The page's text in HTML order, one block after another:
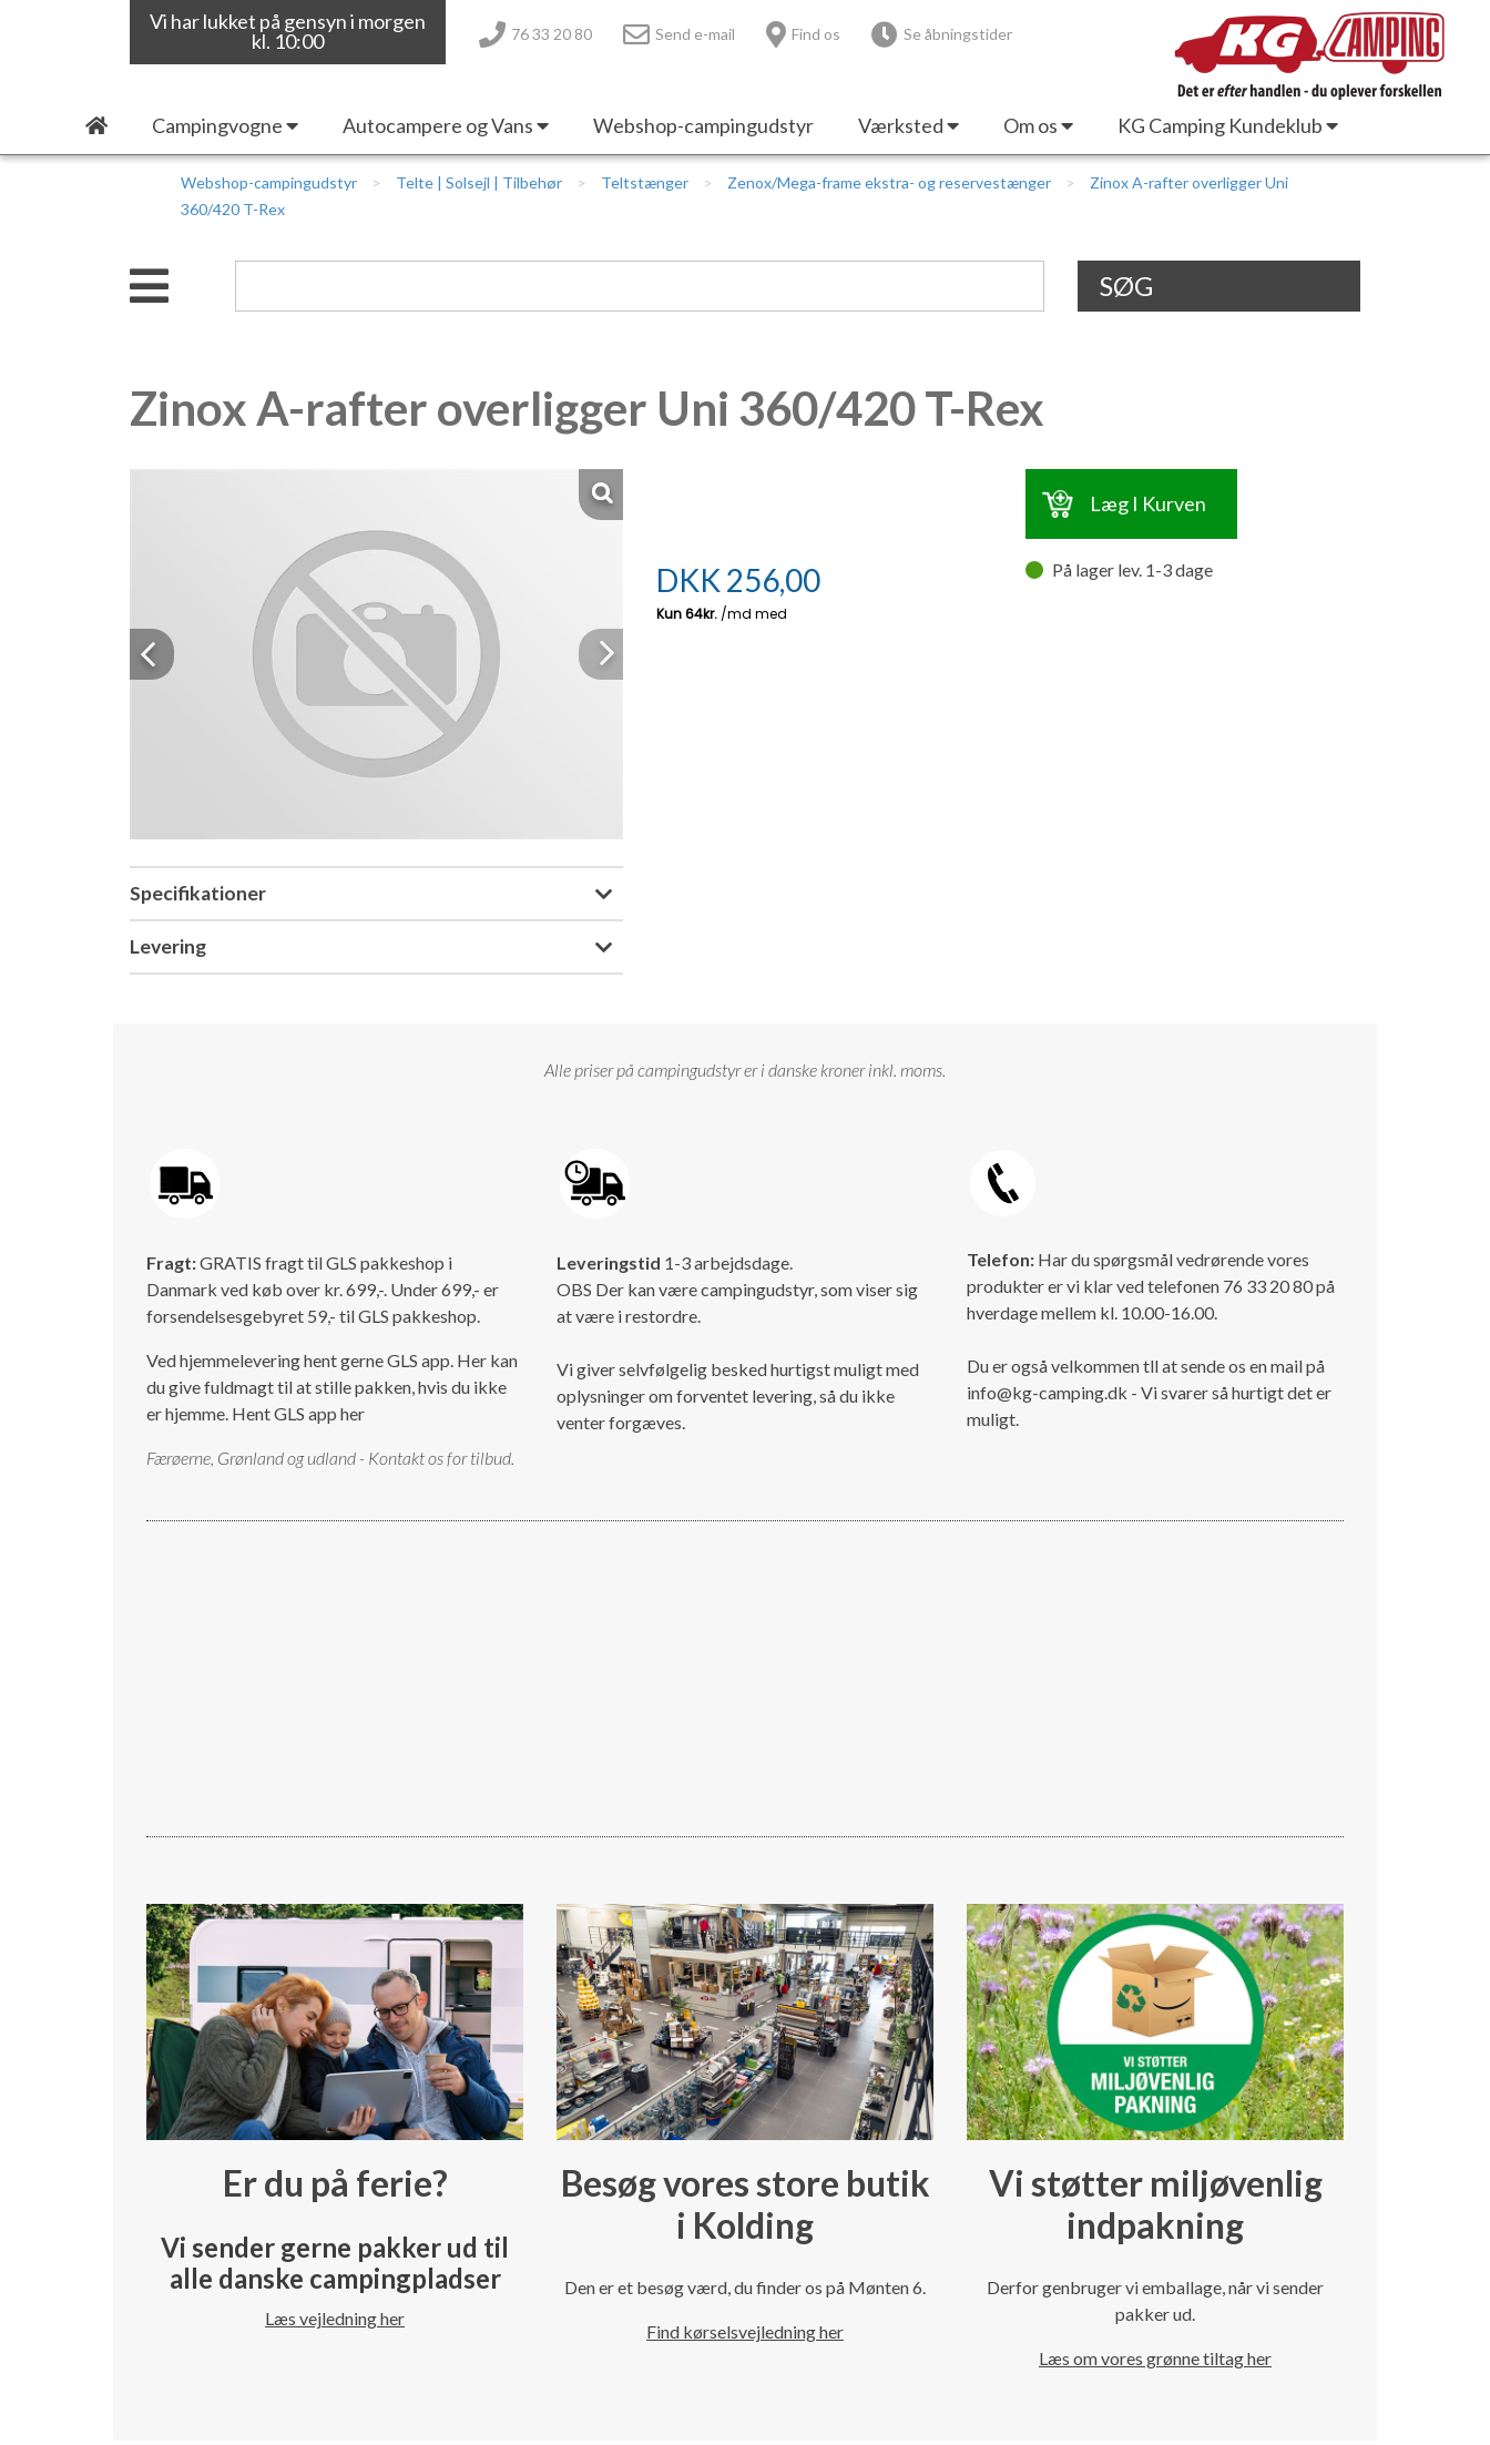
Vi har lukket på gensyn i morgen
kl. 10:00
76 33 20 80 Send e-mail Find os Se åbningstider
Campingvogne Autocampere og Vans Webshop-campingudstyr Værksted Om os KG Camping Kundeklub
Webshop-campingudstyr Telte | Solsejl | Tilbehør Teltstænger Zenox/Mega-frame ekstra- og reservestænger
Zinox A-rafter overligger Uni
360/420 T-Rex
SØG
Zinox A-rafter overligger Uni 360/420 T-Rex
Previous Next
Specifikationer
Levering
Læg I Kurven
DKK 256,00 På lager lev. 1-3 dage
Alle priser på campingudstyr er i danske kroner inkl. moms.
Fragt:GRATIS fragt til GLS pakkeshop i
Danmark ved køb over kr. 699,-. Under 699,- er
forsendelsesgebyret 59,- til GLS pakkeshop.
Ved hjemmelevering hent gerne GLS app. Her kan
du give fuldmagt til at stille pakken, hvis du ikke
er hjemme. Hent GLS app her
Færøerne, Grønland og udland - Kontakt os for tilbud.
Leveringstid 1-3 arbejdsdage.
OBS Der kan være campingudstyr, som viser sig
at være i restordre.
Vi giver selvfølgelig besked hurtigst muligt med
oplysninger om forventet levering, så du ikke
venter forgæves.
Telefon: Har du spørgsmål vedrørende vores
produkter er vi klar ved telefonen 76 33 20 80 på
hverdage mellem kl. 10.00-16.00.
Du er også velkommen tll at sende os en mail på
info@kg-camping.dk - Vi svarer så hurtigt det er
muligt.
Er du på ferie?
Vi sender gerne pakker ud til
alle danske campingpladser
Læs vejledning her
Besøg vores store butik
i Kolding
Den er et besøg værd, du finder os på Mønten 6.
Find kørselsvejledning her
Vi støtter miljøvenlig
indpakning
Derfor genbruger vi emballage, når vi sender
pakker ud.
Læs om vores grønne tiltag her